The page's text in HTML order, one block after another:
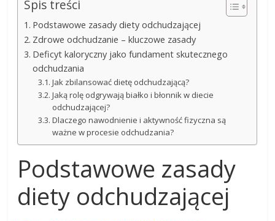
Spis treści
Podstawowe zasady diety odchudzającej
Zdrowe odchudzanie – kluczowe zasady
Deficyt kaloryczny jako fundament skutecznego
odchudzania
Jak zbilansować dietę odchudzającą?
Jaką rolę odgrywają białko i błonnik w diecie
odchudzającej?
Dlaczego nawodnienie i aktywność fizyczna są
ważne w procesie odchudzania?
Podstawowe zasady
diety odchudzającej